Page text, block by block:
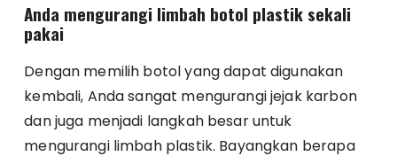
Anda mengurangi limbah botol plastik sekali
pakai
Dengan memilih botol yang dapat digunakan
kembali, Anda sangat mengurangi jejak karbon
dan juga menjadi langkah besar untuk
mengurangi limbah plastik. Bayangkan berapa